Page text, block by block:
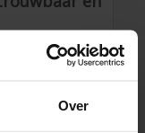
Over
materiaal. De
biedt diverse